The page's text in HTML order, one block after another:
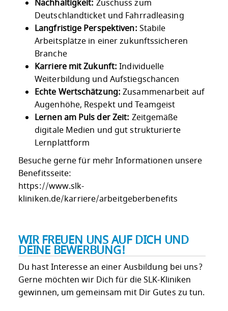
Nachhaltigkeit: Zuschuss zum
Deutschlandticket und Fahrradleasing
Langfristige Perspektiven: Stabile
Arbeitsplätze in einer zukunftssicheren
Branche
Karriere mit Zukunft: Individuelle
Weiterbildung und Aufstiegschancen
Echte Wertschätzung: Zusammenarbeit auf
Augenhöhe, Respekt und Teamgeist
Lernen am Puls der Zeit: Zeitgemäße
digitale Medien und gut strukturierte
Lernplattform
Besuche gerne für mehr Informationen unsere
Benefitsseite:
https://www.slk-
kliniken.de/karriere/arbeitgeberbenefits
WIR FREUEN UNS AUF DICH UND
DEINE BEWERBUNG!
Du hast Interesse an einer Ausbildung bei uns?
Gerne möchten wir Dich für die SLK-Kliniken
gewinnen, um gemeinsam mit Dir Gutes zu tun.